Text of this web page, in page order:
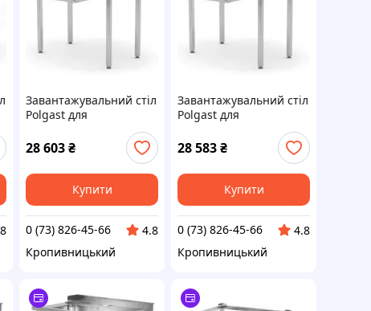
Завантажувальний стіл
Polgast для
посудомийних машин
(P) з мийкою (L) без
полиці 1000X700X850
(248107P)
28 603₴
Купити
0 (73) 826-45-66
4.8
Кропивницький
Завантажувальний стіл
Polgast для
посудомийних машин
(R) з мийкою (L) без
полиці 900X760X850
(248097760P)
28 583₴
Купити
0 (73) 826-45-66
4.8
Кропивницький